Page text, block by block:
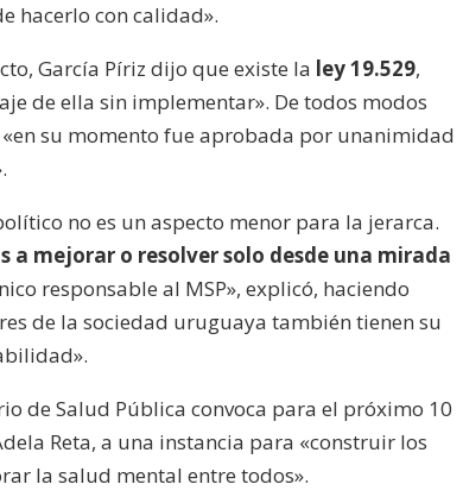
hacerlo con calidad».
García Píriz dijo que existe la ley 19.529,
de ella sin implementar». De todos modos
su momento fue aprobada por unanimidad
no es un aspecto menor para la jerarca.
a mejorar o resolver solo desde una mirada
responsable al MSP», explicó, haciendo
de la sociedad uruguaya también tienen su
de Salud Pública convoca para el próximo 10
Reta, a una instancia para «construir los
la salud mental entre todos».